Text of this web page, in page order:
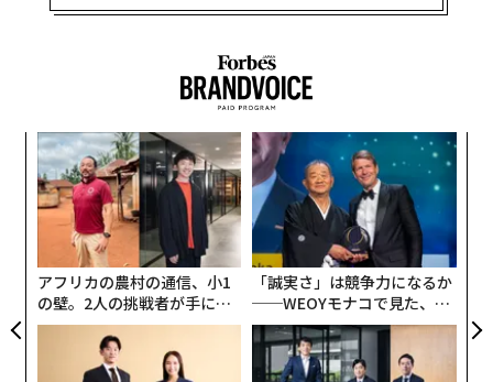
アフリカの農村の通信、小1
の壁。2人の挑戦者が手にし
た「次なる武器」
「誠実さ」は競争力になるか
──WEOYモナコで見た、く
ら寿司の経営哲学